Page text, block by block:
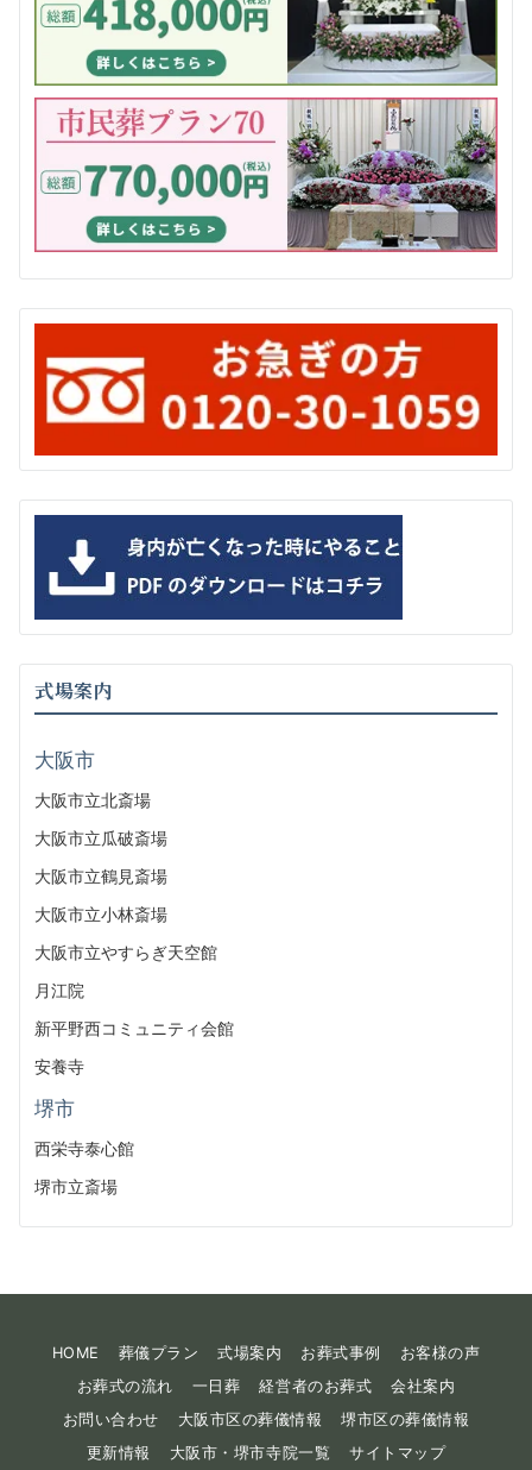
式場案内
大阪市
大阪市立北斎場
大阪市立瓜破斎場
大阪市立鶴見斎場
大阪市立小林斎場
大阪市立やすらぎ天空館
月江院
新平野西コミュニティ会館
安養寺
堺市
西栄寺泰心館
堺市立斎場
HOME 葬儀プラン 式場案内 お葬式事例
お客様の声
お葬式の流れ
一日葬 経営者のお葬式
会社案内
お問い合わせ
大阪市区の葬儀情報
堺市区の葬儀情報
更新情報
大阪市・堺市寺院一覧 サイトマップ